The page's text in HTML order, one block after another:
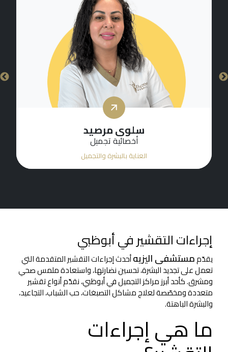
سلوى مرصيد
أخصائية تجميل
العناية بالبشرة والتجميل
إجراءات التقشير في أبوظبي
يقدّممستشفى اليزيهأحدث إجراءات التقشير المتقدمة التي
تعمل على تجديد البشرة، تحسين نضارتها، واستعادة ملمس صحي
ومشرق. كأحد أبرز مراكز التجميل في أبوظبي، نقدّم أنواع تقشير
متعددة ومخصّصة لعلاج مشاكل التصبغات، حب الشباب، التجاعيد،
والبشرة الباهتة.
ما هي إجراءات